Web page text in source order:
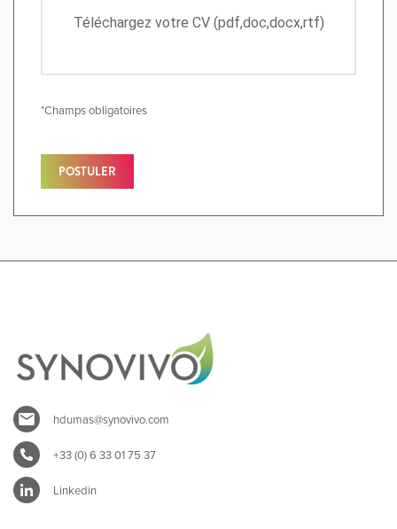
Téléchargez votre CV (pdf,doc,docx,rtf)
*Champs obligatoires
POSTULER
hdumas@synovivo.com
+33 (0) 6 33 01 75 37
Linkedin